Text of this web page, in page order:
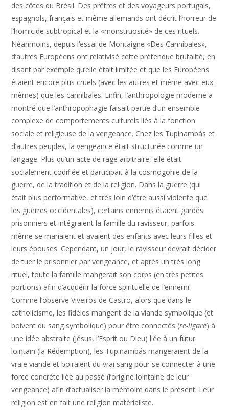
des côtes du Brésil. Des prêtres et des voyageurs portugais,
espagnols, français et même allemands ont décrit l’horreur de
l’homicide subtropical et la «monstruosité» de ces rituels.
Néanmoins, depuis l’essai de Montaigne «Des Cannibales»,
d’autres Européens ont relativisé cette prétendue brutalité, en
disant par exemple qu’elle était limitée et que les Européens
étaient encore plus cruels (avec les autres et même avec eux-
mêmes) que les cannibales. Enfin, l’anthropologie moderne a
montré que l’anthropophagie faisait partie d’un ensemble
complexe de comportements culturels liés à la fonction
sociale et religieuse de la vengeance. Chez les Tupinambás et
d’autres peuples, la vengeance était structurée comme un
langage. Plus qu’un acte de rage arbitraire, elle était
socialement codifiée et participait à la cosmogonie de la
guerre, de la tradition et de la religion. Dans la guerre (qui
était plus performative, et très loin d’être aussi violente que
les guerres occidentales), certains ennemis étaient gardés
prisonniers et intégraient la famille du ravisseur, parfois
même se mariaient et avaient des enfants avec leurs filles et
leurs épouses. Cependant, un jour, le ravisseur devrait décider
de tuer le prisonnier par vengeance, et après un très long
rituel, toute la famille mangerait son corps (en très petites
portions) afin d’acquérir la force spirituelle de l’ennemi.
Comme l’observe Viveiros de Castro, alors que dans le
catholicisme, les fidèles mangent de la viande symbolique (et
boivent du sang symbolique) pour être connectés (re-ligare) à
une idée abstraite (Jésus, l’Esprit ou Dieu) liée à un futur
lointain (la Rédemption), les Tupinambás mangeraient de la
vraie viande et boiraient du vrai sang pour se connecter à une
force concrète liée au passé (l’origine lointaine de leur
vengeance) afin d’actualiser la mémoire dans le présent. Leur
religion est en fait une religion matérialiste.